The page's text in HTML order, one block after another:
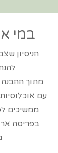
במי
הניסיון
מתוך
עם
ממשיכים
בפריסה